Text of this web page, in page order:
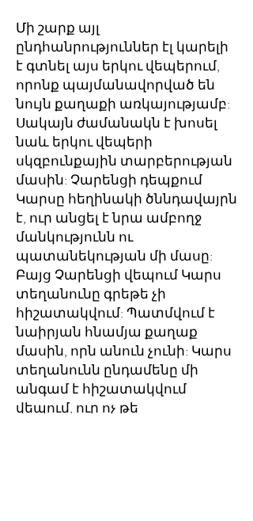
Մի շարք այլ
ընդհանրություններ էլ կարելի
է գտնել այս երկու վեպերում,
որոնք պայմանավորված են
նույն քաղաքի առկայությամբ:
Սակայն ժամանակն է խոսել
նաև երկու վեպերի
սկզբունքային տարբերության
մասին: Չարենցի դեպքում
Կարսը հեղինակի ծննդավայրն
է, ուր անցել է նրա ամբողջ
մանկությունն ու
պատանեկության մի մասը:
Բայց Չարենցի վեպում Կարս
տեղանունը գրեթե չի
հիշատակվում: Պատմվում է
նաիրյան հնամյա քաղաք
մասին, որն անուն չունի: Կարս
տեղանունն ընդամենը մի
անգամ է հիշատակվում
վեպում, ուր ոչ թե